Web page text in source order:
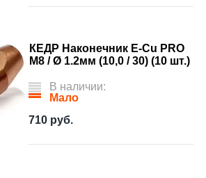
КЕДР Наконечник E-Cu PRO
М8 / Ø 1.2мм (10,0 / 30) (10 шт.)
В наличии:
Мало
710 руб.